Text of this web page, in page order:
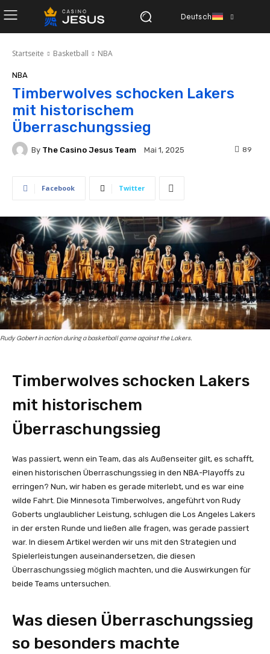
Deutsch
Startseite Basketball NBA
NBA
Timberwolves schocken Lakers
mit historischem
Überraschungssieg
By The Casino Jesus Team Mai 1, 2025 89
Facebook Twitter
Rudy Gobert in action during a basketball game against the Lakers.
Timberwolves schocken Lakers
mit historischem
Überraschungssieg
Was passiert, wenn ein Team, das als Außenseiter gilt, es schafft,
einen historischen Überraschungssieg in den NBA-Playoffs zu
erringen? Nun, wir haben es gerade miterlebt, und es war eine
wilde Fahrt. Die Minnesota Timberwolves, angeführt von Rudy
Goberts unglaublicher Leistung, schlugen die Los Angeles Lakers
in der ersten Runde und ließen alle fragen, was gerade passiert
war. In diesem Artikel werden wir uns mit den Strategien und
Spielerleistungen auseinandersetzen, die diesen
Überraschungssieg möglich machten, und die Auswirkungen für
beide Teams untersuchen.
Was diesen Überraschungssieg
so besonders machte